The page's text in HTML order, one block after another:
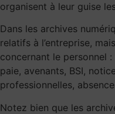
organisent à leur guise
Dans les archives
relatifs à l’entreprise,
concernant le personnel
paie, avenants, BSI,
professionnelles,
Notez bien que les